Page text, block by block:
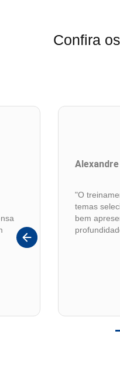
Confira
"O
temas
bem